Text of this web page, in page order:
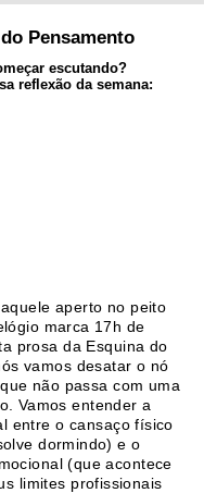
Pensamento
escutando?
reflexão da semana:
aperto no peito
marca 17h de
prosa da Esquina do
vamos desatar o nó
não passa com uma
Vamos entender a
entre o cansaço físico
dormindo) e o
(que acontece
limites profissionais